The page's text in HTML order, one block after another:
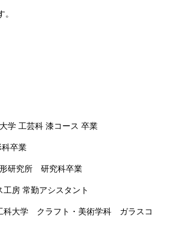
学 工芸科 漆コース 卒業
卒業
研究所 研究科卒業
房 常勤アシスタント
大学 クラフト・美術学科 ガラスコ